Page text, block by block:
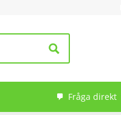
Fråga direkt